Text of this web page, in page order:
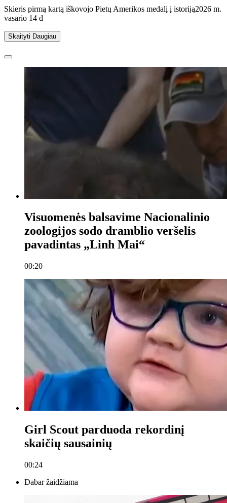
Skieris pirmą kartą iškovojo Pietų Amerikos medalį į istoriją2026 m.
vasario 14 d
Skaityti Daugiau
Visuomenės balsavime Nacionalinio
zoologijos sodo dramblio veršelis
pavadintas „Linh Mai“
00:20
Girl Scout parduoda rekordinį
skaičių sausainių
00:24
Dabar žaidžiama